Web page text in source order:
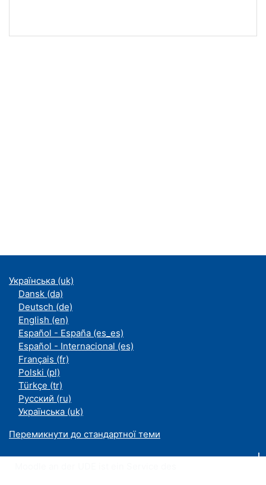
Українська ‎(uk)‎
Dansk ‎(da)‎
Deutsch ‎(de)‎
English ‎(en)‎
Español - España ‎(es_es)‎
Español - Internacional ‎(es)‎
Français ‎(fr)‎
Polski ‎(pl)‎
Türkçe ‎(tr)‎
Русский ‎(ru)‎
Українська ‎(uk)‎
Перемикнути до стандартної теми